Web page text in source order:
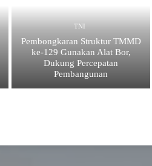
TNI
Pembongkaran Struktur TMMD
ke-129 Gunakan Alat Bor,
Dukung Percepatan
Pembangunan